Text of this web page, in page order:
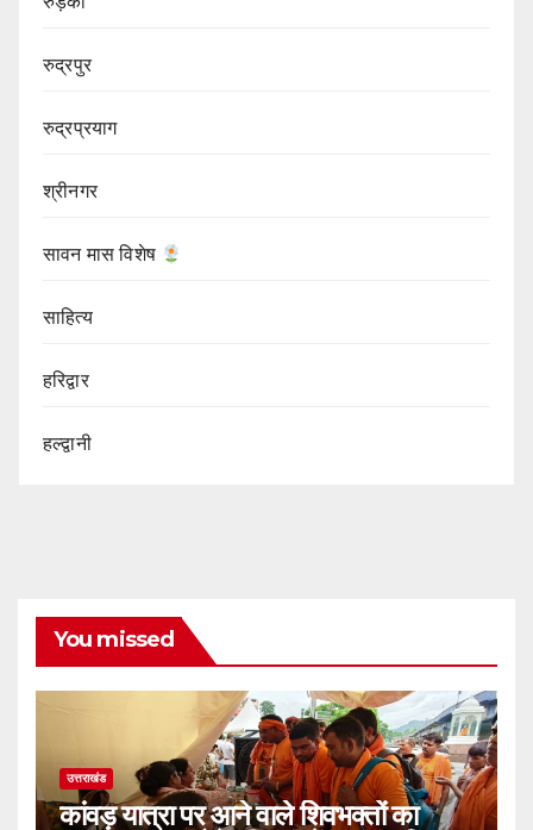
रुद्रपुर
रुद्रप्रयाग
श्रीनगर
सावन मास विशेष
साहित्य
हरिद्वार
हल्द्वानी
You missed
उत्तराखंड
कांवड़ यात्रा पर आने वाले शिवभक्तों का